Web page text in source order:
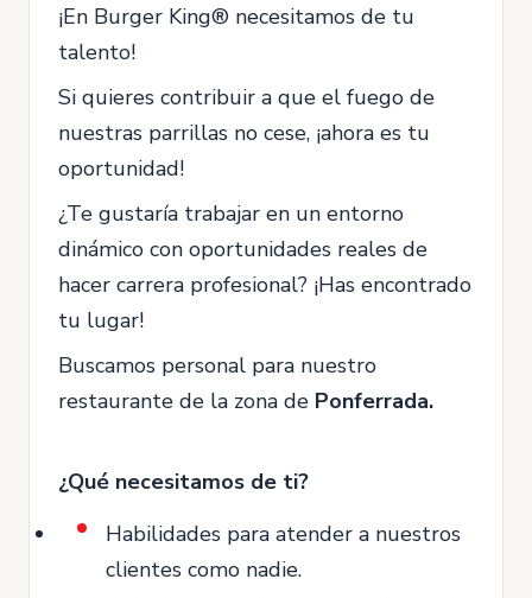
¡En Burger King® necesitamos de tu
talento!
Si quieres contribuir a que el fuego de
nuestras parrillas no cese, ¡ahora es tu
oportunidad!
¿Te gustaría trabajar en un entorno
dinámico con oportunidades reales de
hacer carrera profesional? ¡Has encontrado
tu lugar!
Buscamos personal para nuestro
restaurante de la zona de Ponferrada.
¿Qué necesitamos de ti?
Habilidades para atender a nuestros
clientes como nadie.